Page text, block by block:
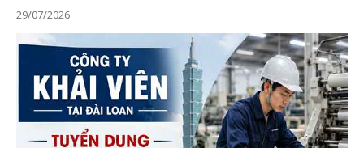
29/07/2026